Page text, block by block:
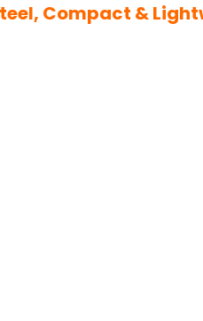
Compact &